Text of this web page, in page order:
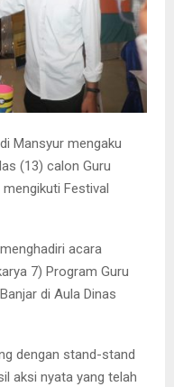
Mansyur mengaku
(13) calon Guru
mengikuti Festival
acara
7) Program Guru
di Aula Dinas
dengan stand-stand
aksi nyata yang telah